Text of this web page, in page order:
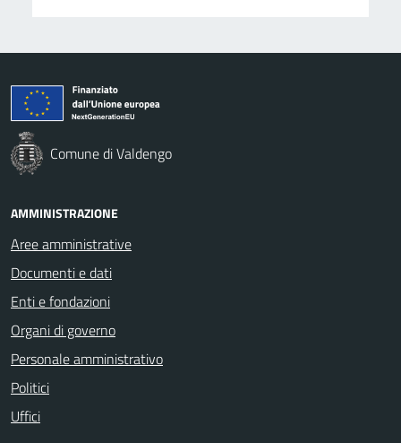
Comune di Valdengo
AMMINISTRAZIONE
Aree amministrative
Documenti e dati
Enti e fondazioni
Organi di governo
Personale amministrativo
Politici
Uffici